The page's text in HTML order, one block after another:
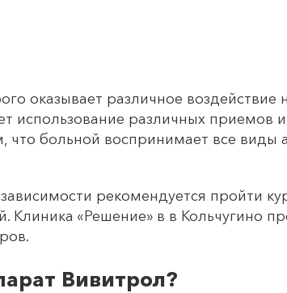
оказывает различное
использование различных приемов
больной воспринимает все виды
рекомендуется пройти
Клиника «Решение» в в Кольчугино
Вивитрол?